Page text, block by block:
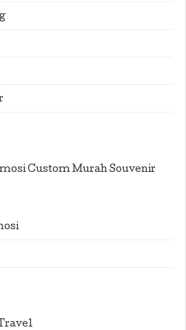
Custom Murah Souvenir